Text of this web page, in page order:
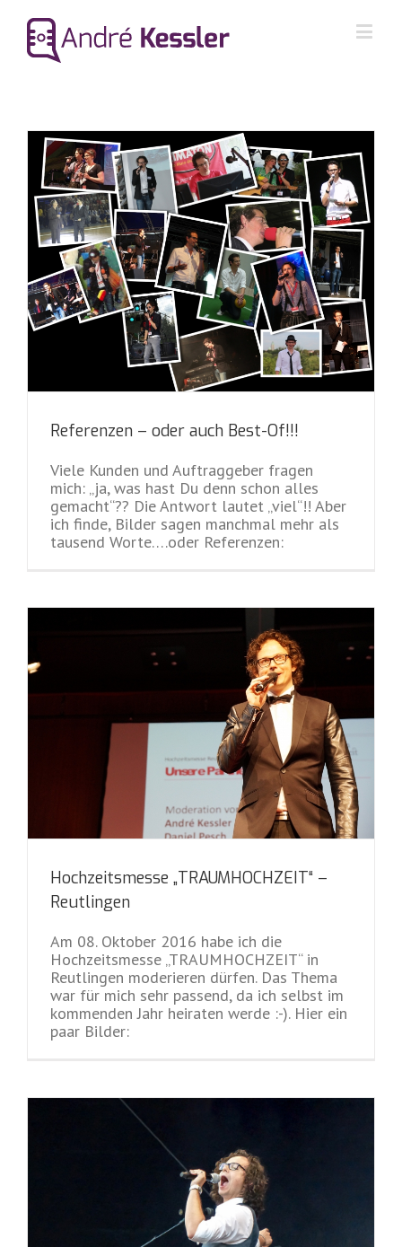
Referenzen – oder auch Best-Of!!!
Viele Kunden und Auftraggeber fragen
mich: „ja, was hast Du denn schon alles
gemacht“?? Die Antwort lautet „viel“!! Aber
ich finde, Bilder sagen manchmal mehr als
tausend Worte….oder Referenzen:
Hochzeitsmesse „TRAUMHOCHZEIT“ –
Reutlingen
Am 08. Oktober 2016 habe ich die
Hochzeitsmesse „TRAUMHOCHZEIT“ in
Reutlingen moderieren dürfen. Das Thema
war für mich sehr passend, da ich selbst im
kommenden Jahr heiraten werde :-). Hier ein
paar Bilder: